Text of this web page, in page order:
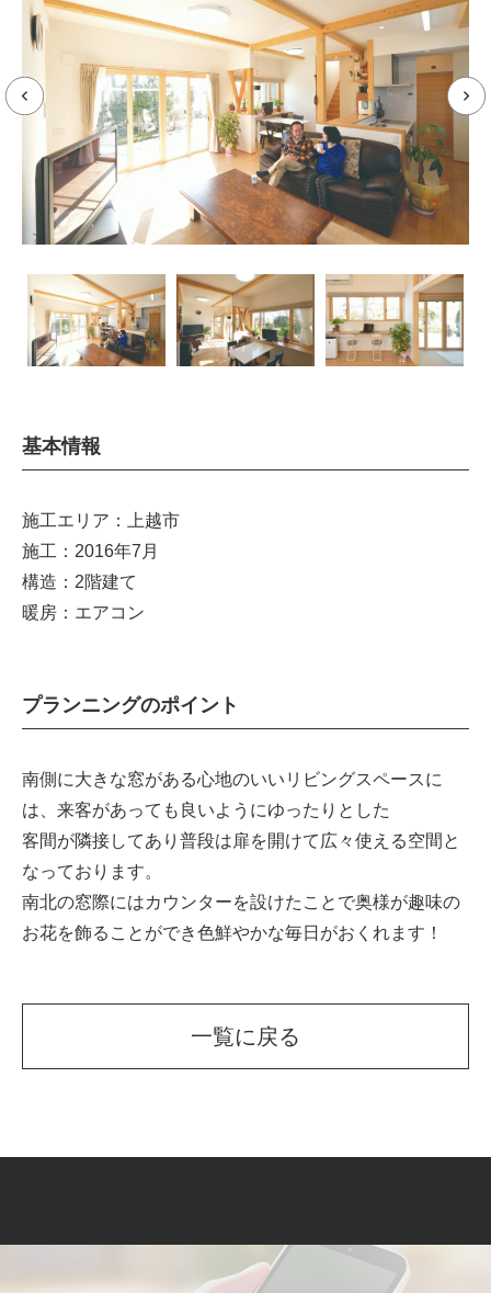
基本情報
施工エリア：上越市
施工：2016年7月
構造：2階建て
暖房：エアコン
プランニングのポイント
南側に大きな窓がある心地のいいリビングスペースに
は、来客があっても良いようにゆったりとした
客間が隣接してあり普段は扉を開けて広々使える空間と
なっております。
南北の窓際にはカウンターを設けたことで奥様が趣味の
お花を飾ることができ色鮮やかな毎日がおくれます！
一覧に戻る